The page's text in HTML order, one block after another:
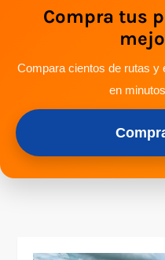
Compra tus
Compara cientos de rutas y
en